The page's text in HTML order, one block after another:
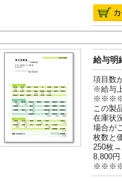
給与明
項目数
※給与
この製
在庫状
場合が
枚数と
250枚
8,800